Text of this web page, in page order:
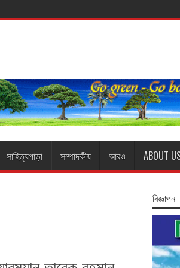
সাহিত্যপাড়া সম্পাদকীয় আরও ABOUT
বিজ্ঞাপন